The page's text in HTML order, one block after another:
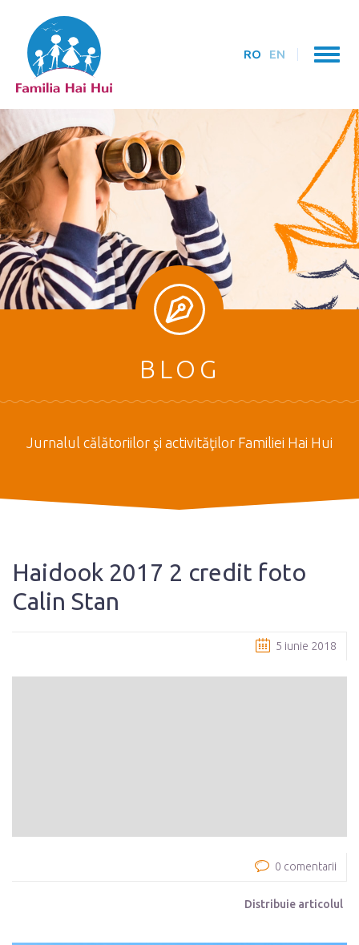
RO EN
BLOG
Jurnalul călătoriilor şi activităţilor Familiei Hai Hui
Haidook 2017 2 credit foto
Calin Stan
5 iunie 2018
0 comentarii
Distribuie articolul